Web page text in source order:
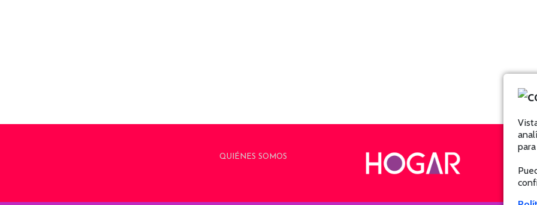
QUIÉNES SOMOS